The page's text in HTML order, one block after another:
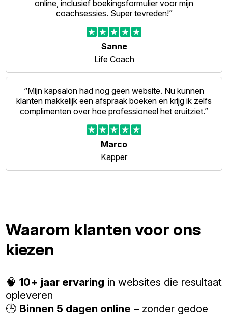
online, inclusief boekingsformulier voor mijn
coachsessies. Super tevreden!”
Sanne
Life Coach
“Mijn kapsalon had nog geen website. Nu kunnen
klanten makkelijk een afspraak boeken en krijg ik zelfs
complimenten over hoe professioneel het eruitziet.”
Marco
Kapper
Waarom klanten voor ons
kiezen
🧠10+ jaar ervaring in websites die resultaat
opleveren
🕒 Binnen 5 dagen online – zonder gedoe